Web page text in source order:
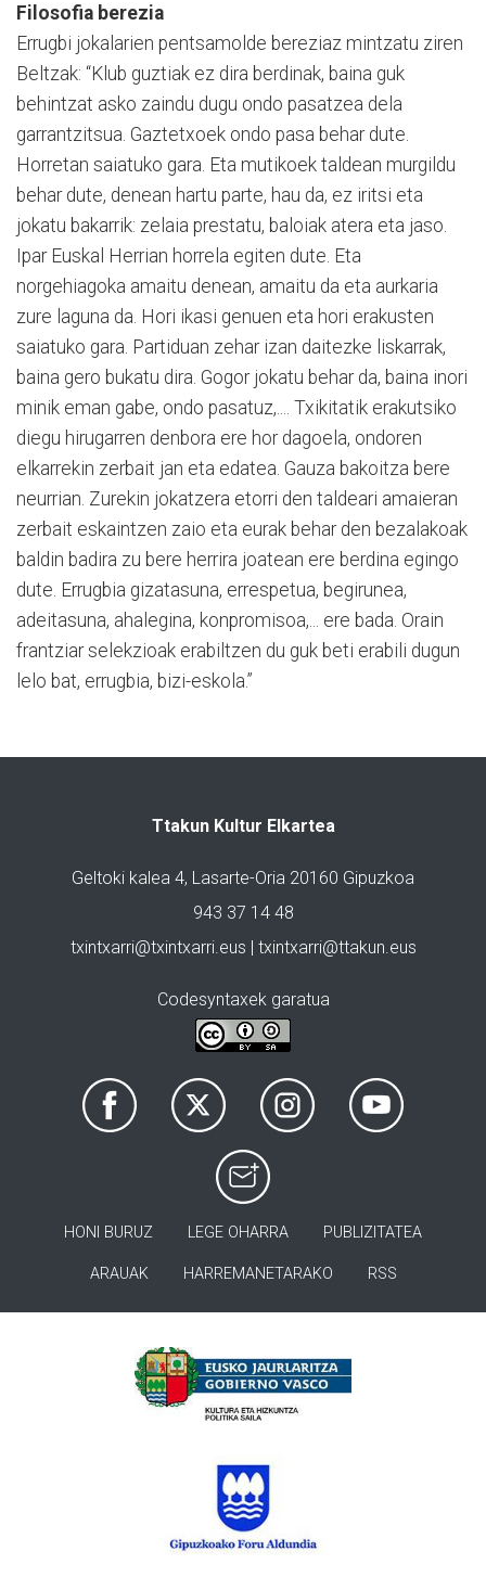
Filosofia berezia
Errugbi jokalarien pentsamolde bereziaz mintzatu ziren
Beltzak: “Klub guztiak ez dira berdinak, baina guk
behintzat asko zaindu dugu ondo pasatzea dela
garrantzitsua. Gaztetxoek ondo pasa behar dute.
Horretan saiatuko gara. Eta mutikoek taldean murgildu
behar dute, denean hartu parte, hau da, ez iritsi eta
jokatu bakarrik: zelaia prestatu, baloiak atera eta jaso.
Ipar Euskal Herrian horrela egiten dute. Eta
norgehiagoka amaitu denean, amaitu da eta aurkaria
zure laguna da. Hori ikasi genuen eta hori erakusten
saiatuko gara. Partiduan zehar izan daitezke liskarrak,
baina gero bukatu dira. Gogor jokatu behar da, baina inori
minik eman gabe, ondo pasatuz,.... Txikitatik erakutsiko
diegu hirugarren denbora ere hor dagoela, ondoren
elkarrekin zerbait jan eta edatea. Gauza bakoitza bere
neurrian. Zurekin jokatzera etorri den taldeari amaieran
zerbait eskaintzen zaio eta eurak behar den bezalakoak
baldin badira zu bere herrira joatean ere berdina egingo
dute. Errugbia gizatasuna, errespetua, begirunea,
adeitasuna, ahalegina, konpromisoa,... ere bada. Orain
frantziar selekzioak erabiltzen du guk beti erabili dugun
lelo bat, errugbia, bizi-eskola.”
Ttakun Kultur Elkartea
Geltoki kalea 4, Lasarte-Oria 20160 Gipuzkoa
943 37 14 48
txintxarri@txintxarri.eus | txintxarri@ttakun.eus
Codesyntaxek garatua
HONI BURUZ LEGE OHARRA PUBLIZITATEA
ARAUAK HARREMANETARAKO RSS